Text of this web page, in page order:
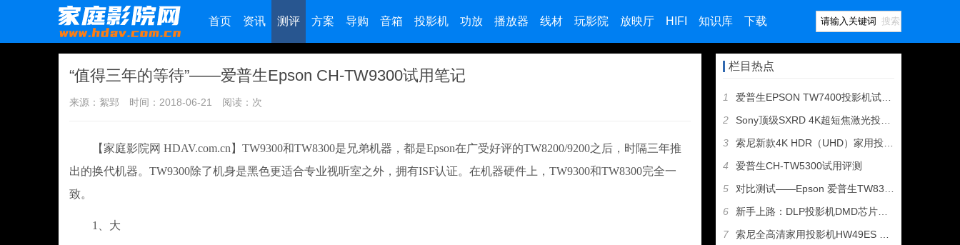
首页 资讯 测评 方案 导购 音箱 投影机 功放 播放器 线材 玩影院 放映厅 HIFI 知识库 下载 搜索
“值得三年的等待”——爱普生Epson CH-TW9300试用笔记
来源：絮郢 时间：2018-06-21 阅读： 次
【家庭影院网 HDAV.com.cn】TW9300和TW8300是兄弟机器，都是Epson在广受好评的TW8200/9200之后，时隔三年推
出的换代机器。TW9300除了机身是黑色更适合专业视听室之外，拥有ISF认证。在机器硬件上，TW9300和TW8300完全一
致。
1、大
栏目热点
1
爱普生EPSON TW7400投影机试用评测
2
Sony顶级SXRD 4K超短焦激光投影机VPL-GTZ1开
3
索尼新款4K HDR（UHD）家用投影机VW278投影机评测
4
爱普生CH-TW5300试用评测
5
对比测试——Epson 爱普生TW8300 vs. Opto
6
新手上路：DLP投影机DMD芯片的重要性
7
索尼全高清家用投影机HW49ES VS HW48ES测评报告